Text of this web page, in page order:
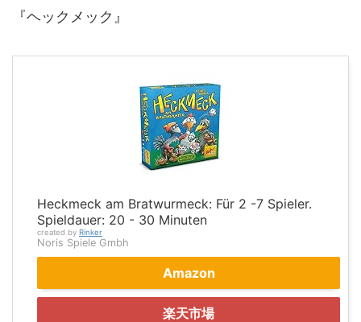
『ヘックメック』
Heckmeck am Bratwurmeck: Für 2 -7 Spieler.
Spieldauer: 20 - 30 Minuten
created by Rinker
Noris Spiele Gmbh
Amazon
楽天市場